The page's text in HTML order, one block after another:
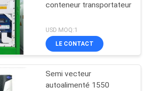
conteneur transportateur
USD MOQ:1
LE CONTACT
Semi vecteur
autoalimenté 1550